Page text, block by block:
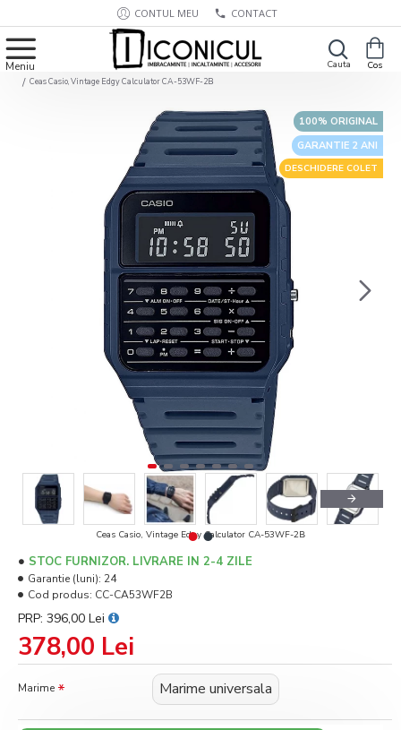
CONTUL MEU CONTACT
Ceas Casio, Vintage Edgy Calculator CA-53WF-2B
GARANTIE 2 ANI
100% ORIGINAL
DESCHIDERE COLET
Ceas Casio, Vintage Edgy Calculator CA-53WF-2B
378,00 Lei
PRP: 396,00 Lei
STOC FURNIZOR. LIVRARE IN 2-4 ZILE
Garantie (luni): 24
Cod produs: CC-CA53WF2B
Marime Marime universala